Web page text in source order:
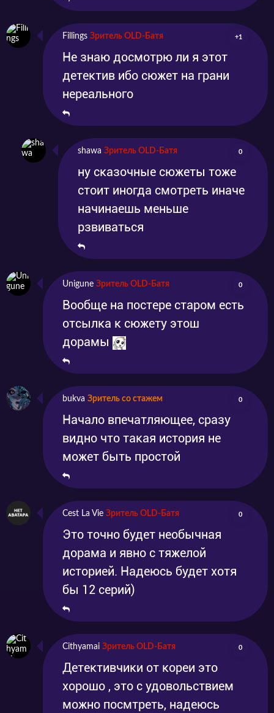
Fillings Зритель OLD-Батя +1
Не знаю досмотрю ли я этот
детектив ибо сюжет на грани
нереального
shawa Зритель OLD-Батя 0
ну сказочные сюжеты тоже
стоит иногда смотреть иначе
начинаешь меньше
рзвиваться
Unigune Зритель OLD-Батя 0
Вообще на постере старом есть
отсылка к сюжету этош
дорамы
bukva Зритель со стажем 0
Начало впечатляющее, сразу
видно что такая история не
может быть простой
Cest La Vie Зритель OLD-Батя 0
Это точно будет необычная
дорама и явно с тяжелой
историей. Надеюсь будет хотя
бы 12 серий)
Cithyamai Зритель OLD-Батя 0
Детективчики от кореи это
хорошо , это с удовольствием
можно посмтреть, надеюсь